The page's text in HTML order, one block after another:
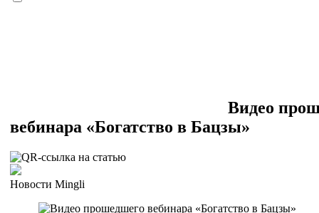
Видео
вебинара «Богатство в Бацзы»
Новости Mingli